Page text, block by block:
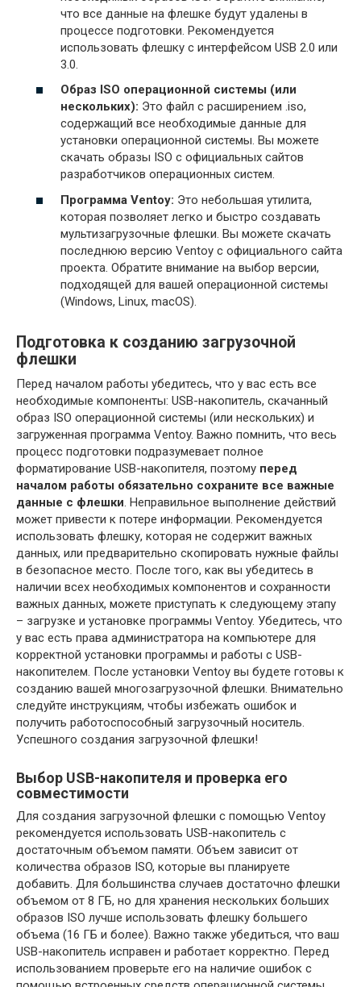
что все данные на флешке будут удалены в
процессе подготовки. Рекомендуется
использовать флешку с интерфейсом USB 2.0 или
3.0.
Образ ISO операционной системы (или
нескольких): Это файл с расширением .iso,
содержащий все необходимые данные для
установки операционной системы. Вы можете
скачать образы ISO с официальных сайтов
разработчиков операционных систем.
Программа Ventoy: Это небольшая утилита,
которая позволяет легко и быстро создавать
мультизагрузочные флешки. Вы можете скачать
последнюю версию Ventoy с официального сайта
проекта. Обратите внимание на выбор версии,
подходящей для вашей операционной системы
(Windows, Linux, macOS).
Подготовка к созданию загрузочной
флешки
Перед началом работы убедитесь, что у вас есть все
необходимые компоненты: USB-накопитель, скачанный
образ ISO операционной системы (или нескольких) и
загруженная программа Ventoy. Важно помнить, что весь
процесс подготовки подразумевает полное
форматирование USB-накопителя, поэтому перед
началом работы обязательно сохраните все важные
данные с флешки. Неправильное выполнение действий
может привести к потере информации. Рекомендуется
использовать флешку, которая не содержит важных
данных, или предварительно скопировать нужные файлы
в безопасное место. После того, как вы убедитесь в
наличии всех необходимых компонентов и сохранности
важных данных, можете приступать к следующему этапу
– загрузке и установке программы Ventoy. Убедитесь, что
у вас есть права администратора на компьютере для
корректной установки программы и работы с USB-
накопителем. После установки Ventoy вы будете готовы к
созданию вашей многозагрузочной флешки. Внимательно
следуйте инструкциям, чтобы избежать ошибок и
получить работоспособный загрузочный носитель.
Успешного создания загрузочной флешки!
Выбор USB-накопителя и проверка его
совместимости
Для создания загрузочной флешки с помощью Ventoy
рекомендуется использовать USB-накопитель с
достаточным объемом памяти. Объем зависит от
количества образов ISO, которые вы планируете
добавить. Для большинства случаев достаточно флешки
объемом от 8 ГБ, но для хранения нескольких больших
образов ISO лучше использовать флешку большего
объема (16 ГБ и более). Важно также убедиться, что ваш
USB-накопитель исправен и работает корректно. Перед
использованием проверьте его на наличие ошибок с